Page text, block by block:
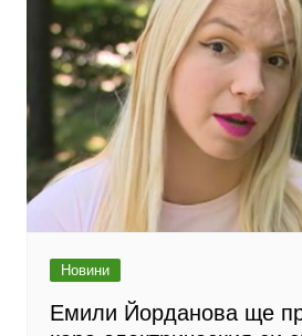
Новини
Емили Йорданова ще